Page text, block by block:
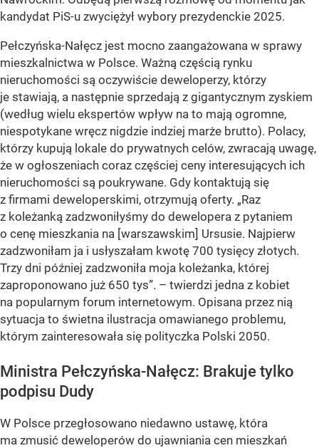
kandydat PiS-u zwyciężył wybory prezydenckie 2025.
Pełczyńska-Nałęcz jest mocno zaangażowana w sprawy
mieszkalnictwa w Polsce. Ważną częścią rynku
nieruchomości są oczywiście deweloperzy, którzy
je stawiają, a następnie sprzedają z gigantycznym zyskiem
(według wielu ekspertów wpływ na to mają ogromne,
niespotykane wręcz nigdzie indziej marże brutto). Polacy,
którzy kupują lokale do prywatnych celów, zwracają uwagę,
że w ogłoszeniach coraz częściej ceny interesujących ich
nieruchomości są poukrywane. Gdy kontaktują się
z firmami deweloperskimi, otrzymują oferty. „Raz
z koleżanką zadzwoniłyśmy do dewelopera z pytaniem
o cenę mieszkania na [warszawskim] Ursusie. Najpierw
zadzwoniłam ja i usłyszałam kwotę 700 tysięcy złotych.
Trzy dni później zadzwoniła moja koleżanka, której
zaproponowano już 650 tys”. – twierdzi jedna z kobiet
na popularnym forum internetowym. Opisana przez nią
sytuacja to świetna ilustracja omawianego problemu,
którym zainteresowała się polityczka Polski 2050.
Ministra Pełczyńska-Nałęcz: Brakuje tylko
podpisu Dudy
W Polsce przegłosowano niedawno ustawę, która
ma zmusić deweloperów do ujawniania cen mieszkań